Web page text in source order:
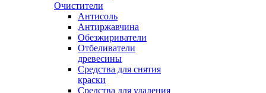
Очистители
Антисоль
Антиржавчина
Обезжириватели
Отбеливатели
древесины
Средства для снятия
краски
Средства для удаления